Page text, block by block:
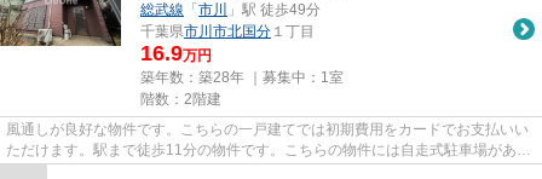
総武線 「 市川
」駅 徒歩49分
千葉県市川市北国分 １丁目
16.9万円
築年数：築28年 ｜募集中： 1室
階数：2階建
風通しが良好な物件です。こちらの一戸建てでは初期費用をカードでお支払いい
ただけます。駅まで徒歩11分の物件です。こちらの物件には自走式駐車場があり